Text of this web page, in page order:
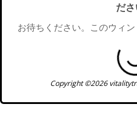
ださ
お待ちください。このウィ
Copyright ©2026